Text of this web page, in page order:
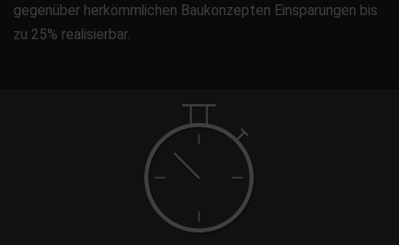
gegenüber herkömmlichen Baukonzepten Einsparungen bis
zu 25% realisierbar.